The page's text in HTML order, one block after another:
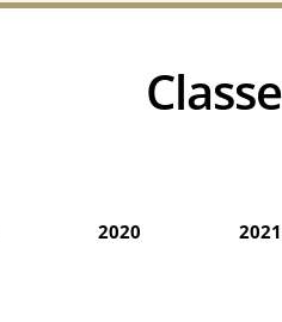
2020 2021